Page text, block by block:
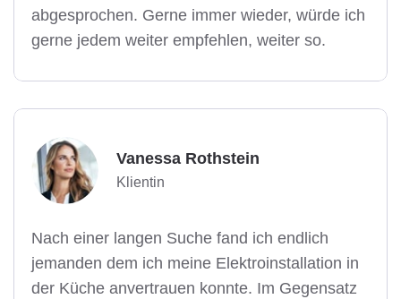
abgesprochen. Gerne immer wieder, würde ich
gerne jedem weiter empfehlen, weiter so.
Vanessa Rothstein
Klientin
Nach einer langen Suche fand ich endlich
jemanden dem ich meine Elektroinstallation in
der Küche anvertrauen konnte. Im Gegensatz